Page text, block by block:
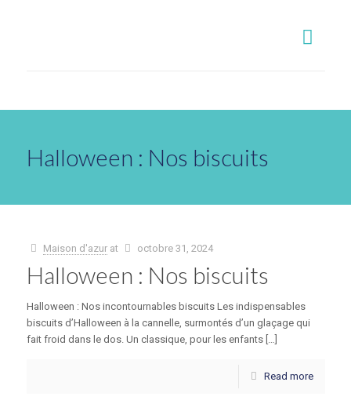
Halloween : Nos biscuits
Maison d'azur at octobre 31, 2024
Halloween : Nos biscuits
Halloween : Nos incontournables biscuits Les indispensables
biscuits d’Halloween à la cannelle, surmontés d’un glaçage qui
fait froid dans le dos. Un classique, pour les enfants […]
Read more